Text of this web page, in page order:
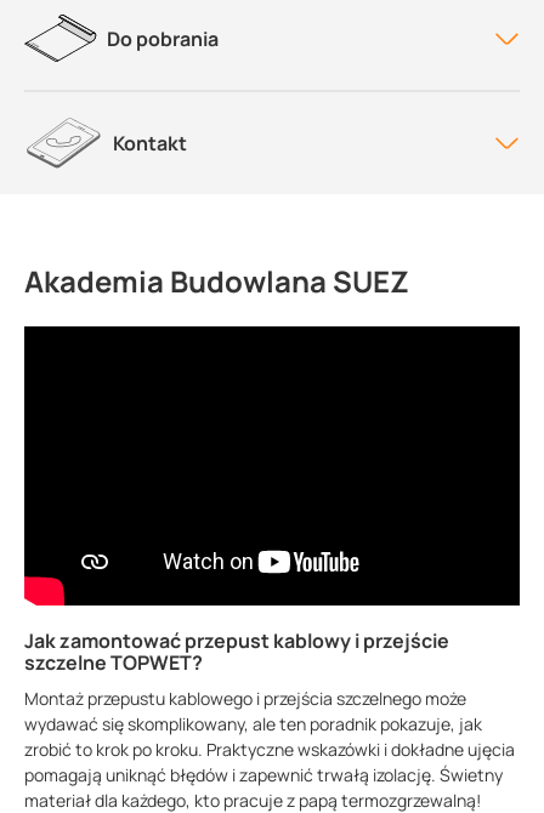
Do pobrania
Kontakt
Akademia Budowlana SUEZ
Jak zamontować przepust kablowy i przejście
szczelne TOPWET?
Montaż przepustu kablowego i przejścia szczelnego może
wydawać się skomplikowany, ale ten poradnik pokazuje, jak
zrobić to krok po kroku. Praktyczne wskazówki i dokładne ujęcia
pomagają uniknąć błędów i zapewnić trwałą izolację. Świetny
materiał dla każdego, kto pracuje z papą termozgrzewalną!